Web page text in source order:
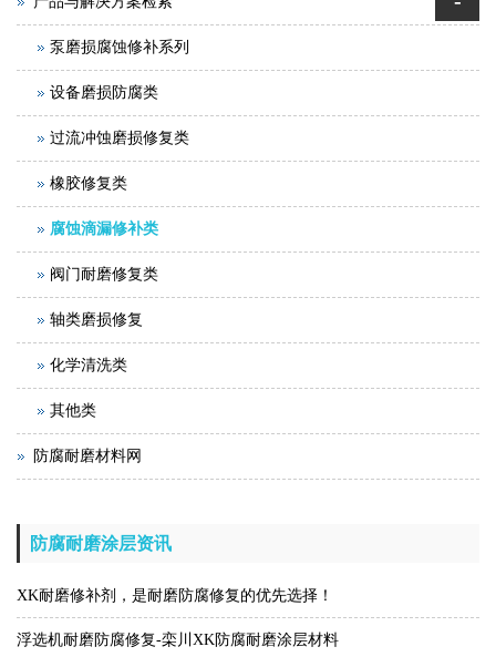
泵磨损腐蚀修补系列
设备磨损防腐类
过流冲蚀磨损修复类
橡胶修复类
腐蚀滴漏修补类
阀门耐磨修复类
轴类磨损修复
化学清洗类
其他类
防腐耐磨材料网
防腐耐磨涂层资讯
XK耐磨修补剂，是耐磨防腐修复的优先选择！
浮选机耐磨防腐修复-栾川XK防腐耐磨涂层材料